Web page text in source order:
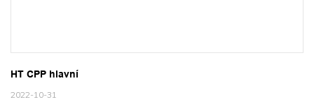
HT CPP hlavní
2022-10-31